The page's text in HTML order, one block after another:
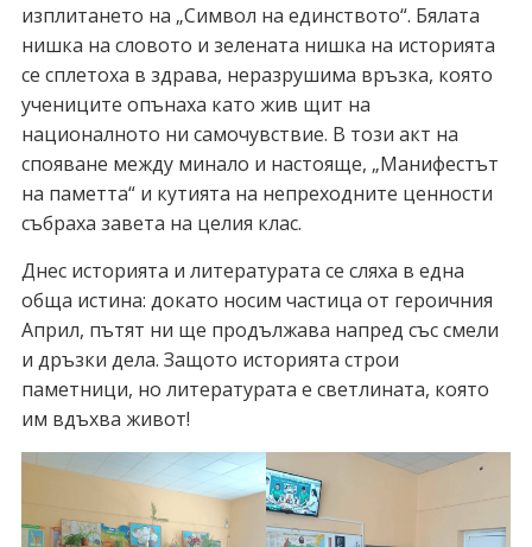
изплитането на „Символ на единството“. Бялата
нишка на словото и зелената нишка на историята
се сплетоха в здрава, неразрушима връзка, която
учениците опънаха като жив щит на
националното ни самочувствие. В този акт на
спояване между минало и настояще, „Манифестът
на паметта“ и кутията на непреходните ценности
събраха завета на целия клас.
Днес историята и литературата се сляха в една
обща истина: докато носим частица от героичния
Април, пътят ни ще продължава напред със смели
и дръзки дела. Защото историята строи
паметници, но литературата е светлината, която
им вдъхва живот!